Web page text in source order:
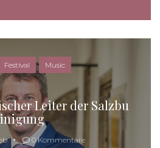
Festival Music
Leiter der Salzbu
0 Kommentare